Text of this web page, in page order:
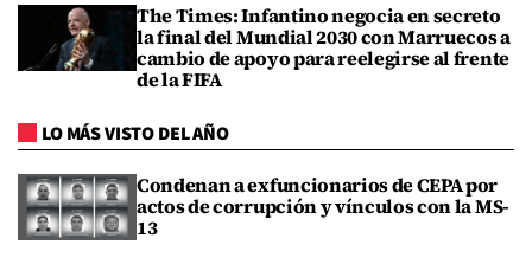
The Times: Infantino negocia en secreto
la final del Mundial 2030 con Marruecos a
cambio de apoyo para reelegirse al frente
de la FIFA
LO MÁS VISTO DEL AÑO
Condenan a exfuncionarios de CEPA por
actos de corrupción y vínculos con la MS-
13